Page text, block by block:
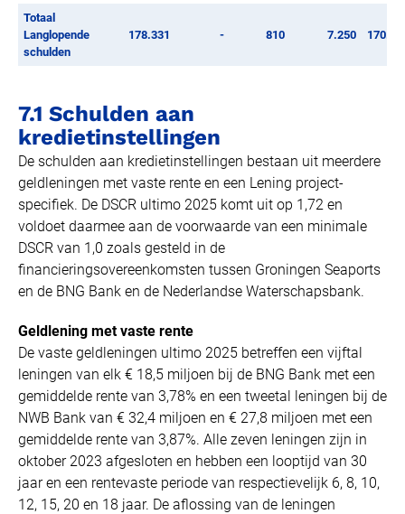
Totaal
Langlopende
schulden
178.331 - 810 7.250
7.1 Schulden aan
kredietinstellingen
De schulden aan kredietinstellingen bestaan uit meerdere
geldleningen met vaste rente en een Lening project-
specifiek. De DSCR ultimo 2025 komt uit op 1,72 en
voldoet daarmee aan de voorwaarde van een minimale
DSCR van 1,0 zoals gesteld in de
financieringsovereenkomsten tussen Groningen Seaports
en de BNG Bank en de Nederlandse Waterschapsbank.
Geldlening met vaste rente
De vaste geldleningen ultimo 2025 betreffen een vijftal
leningen van elk € 18,5 miljoen bij de BNG Bank met een
gemiddelde rente van 3,78% en een tweetal leningen bij de
NWB Bank van € 32,4 miljoen en € 27,8 miljoen met een
gemiddelde rente van 3,87%. Alle zeven leningen zijn in
oktober 2023 afgesloten en hebben een looptijd van 30
jaar en een rentevaste periode van respectievelijk 6, 8, 10,
12, 15, 20 en 18 jaar. De aflossing van de leningen